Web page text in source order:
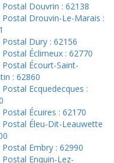
Postal Douvrin : 62138
Postal Drouvin-Le-Marais :
Postal Dury : 62156
Postal Éclimeux : 62770
Postal Écourt-Saint-
: 62860
Ecquedecques :
Écuires : 62170
Postal Éleu-Dit-Leauwette
Postal Embry : 62990
Postal Enquin-Lez-